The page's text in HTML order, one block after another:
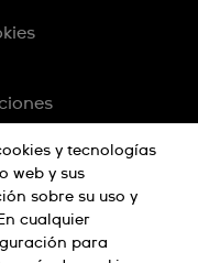
y tecnologías
web y sus
sobre su uso y
cualquier
para